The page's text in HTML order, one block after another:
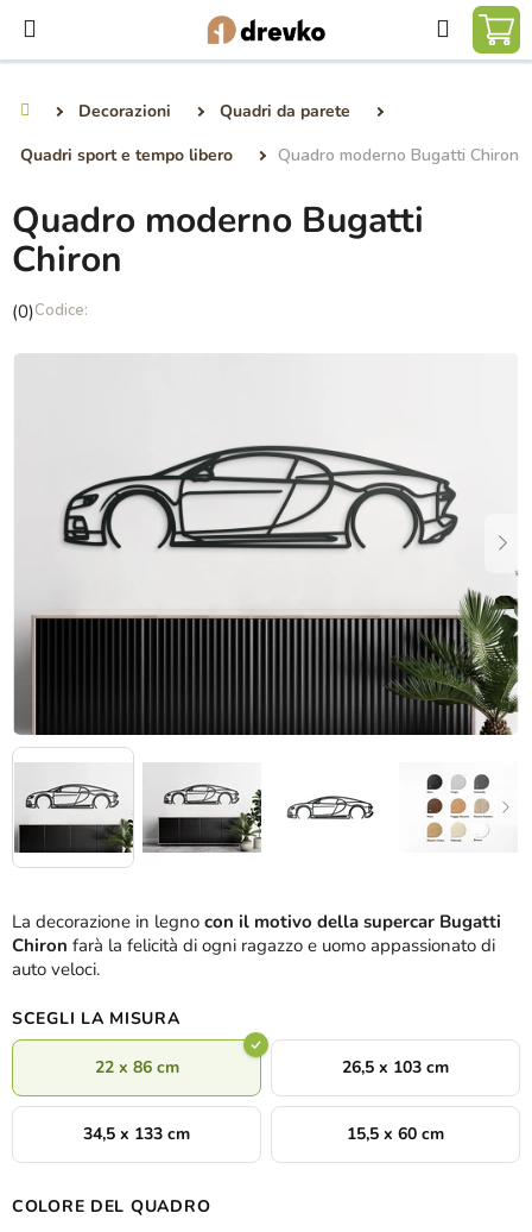
contenuto
Ricerca
Decorazioni
Quadri da parete
Quadri sport e tempo libero
Quadro moderno Bugatti Chiron
La decorazione in legno con il motivo della supercar Bugatti
Chiron farà la felicità di ogni ragazzo e uomo appassionato di
auto veloci.
SCEGLI LA MISURA
22 x 86 cm 26,5 x 103 cm
34,5 x 133 cm 15,5 x 60 cm
COLORE DEL QUADRO
Quadro moderno Bugatti
Chiron
La
media
(0)